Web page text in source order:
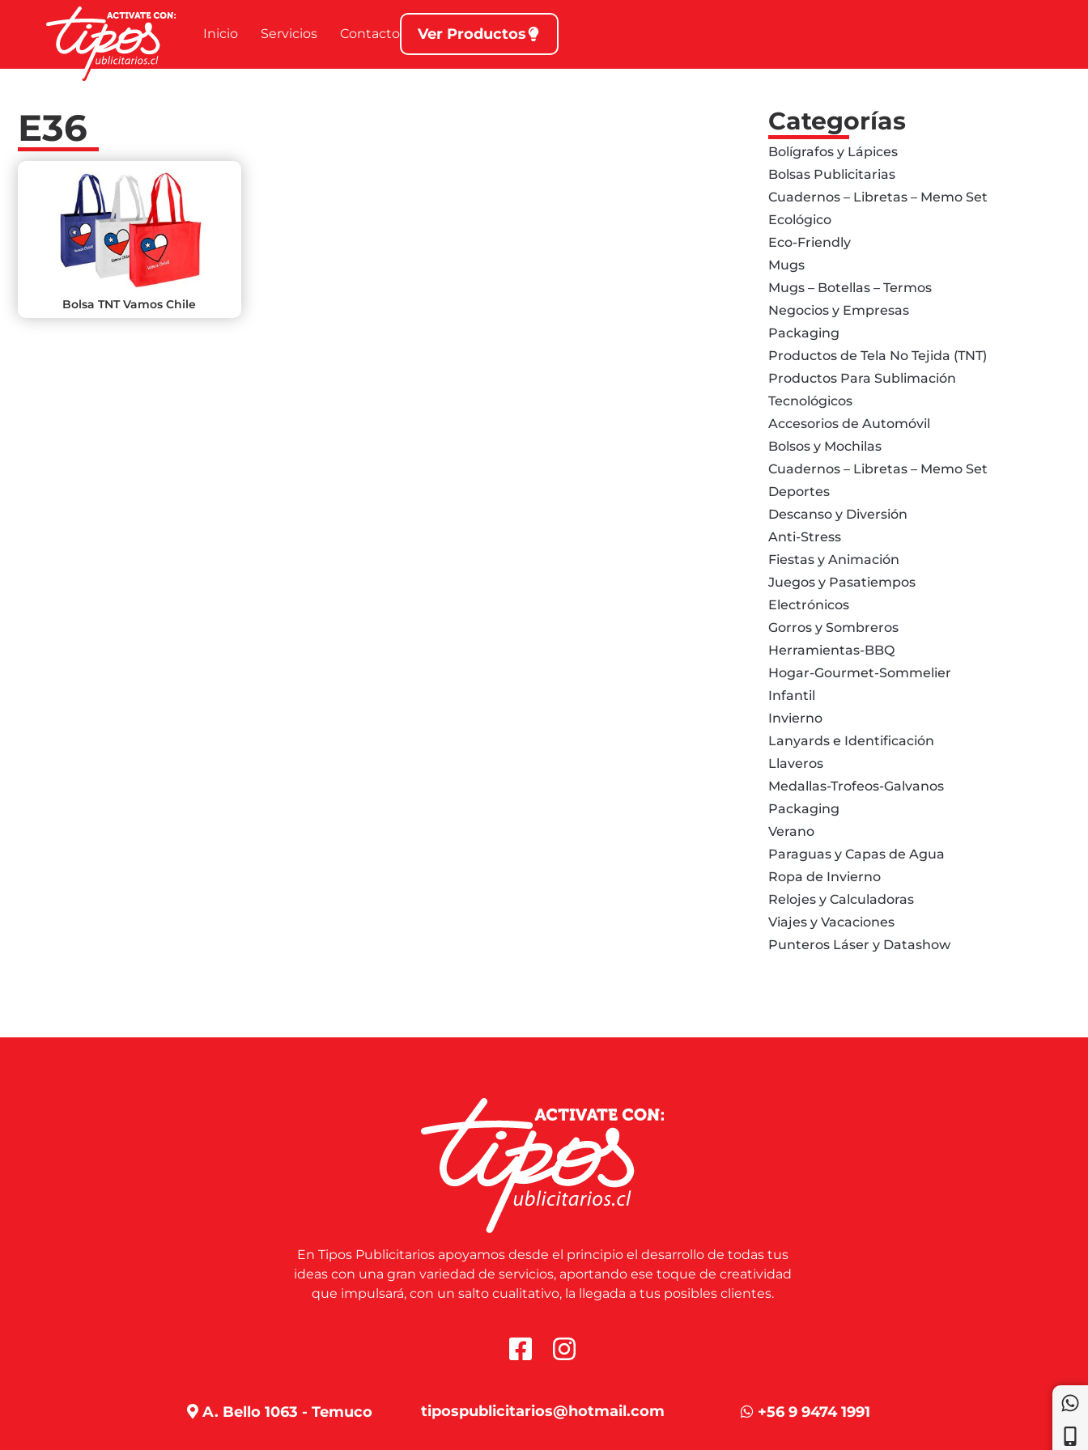
Inicio Servicios Contacto Ver Productos
E36
Bolsa TNT Vamos Chile
Categorías
Bolígrafos y Lápices
Bolsas Publicitarias
Cuadernos – Libretas – Memo Set
Ecológico
Eco-Friendly
Mugs
Mugs – Botellas – Termos
Negocios y Empresas
Packaging
Productos de Tela No Tejida (TNT)
Productos Para Sublimación
Tecnológicos
Accesorios de Automóvil
Bolsos y Mochilas
Cuadernos – Libretas – Memo Set
Deportes
Descanso y Diversión
Anti-Stress
Fiestas y Animación
Juegos y Pasatiempos
Electrónicos
Gorros y Sombreros
Herramientas-BBQ
Hogar-Gourmet-Sommelier
Infantil
Invierno
Lanyards e Identificación
Llaveros
Medallas-Trofeos-Galvanos
Packaging
Verano
Paraguas y Capas de Agua
Ropa de Invierno
Relojes y Calculadoras
Viajes y Vacaciones
Punteros Láser y Datashow
En Tipos Publicitarios apoyamos desde el principio el desarrollo de todas tus
ideas con una gran variedad de servicios, aportando ese toque de creatividad
que impulsará, con un salto cualitativo, la llegada a tus posibles clientes.
A. Bello 1063 - Temuco tipospublicitarios@hotmail.com +56 9 9474 1991